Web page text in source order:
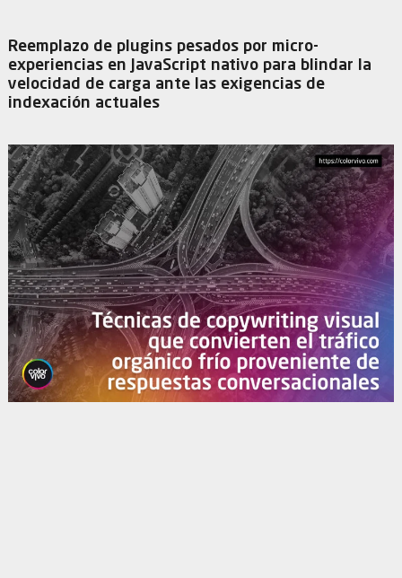
Reemplazo de plugins pesados por micro-
experiencias en JavaScript nativo para blindar la
velocidad de carga ante las exigencias de
indexación actuales